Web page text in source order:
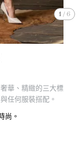
1 / 6
華、精緻的三大標
任何服裝搭配。
尚。